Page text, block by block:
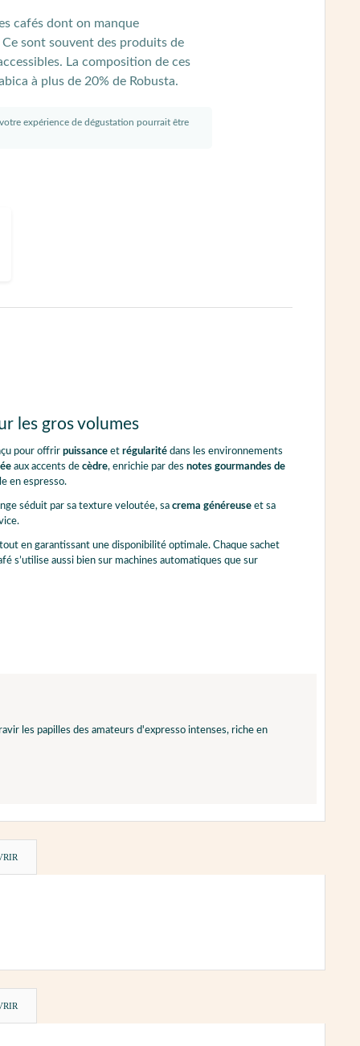
cafés dont on manque
sont souvent des produits de
La composition de ces
à plus de 20% de Robusta.
expérience de dégustation pourrait être
les gros volumes
pour offrir puissance et régularité dans les environnements
aux accents de cèdre, enrichie par des notes gourmandes de
en espresso.
séduit par sa texture veloutée, sa crema généreuseet sa
en garantissant une disponibilité optimale. Chaque sachet
s’utilise aussi bien sur machines automatiques que sur
les papilles des amateurs d'expresso intenses, riche en